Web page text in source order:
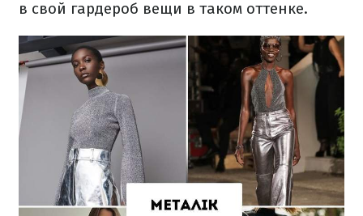
в свой гардероб вещи в таком оттенке.